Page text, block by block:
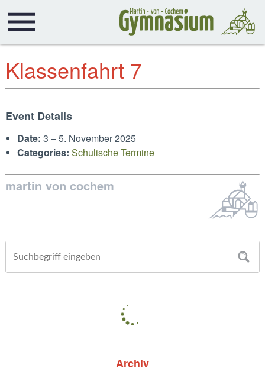
Klassenfahrt 7
Event Details
Date: 3 –5. November 2025
Categories: Schulische Termine
martin von cochem
Archiv